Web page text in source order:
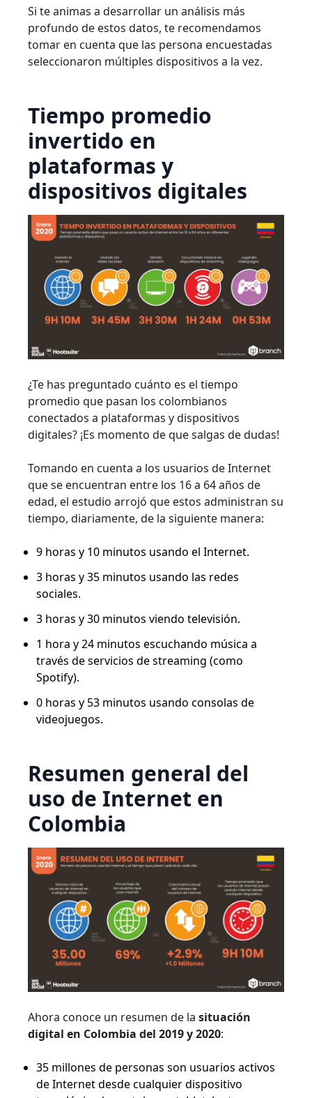
Si te animas a desarrollar un análisis más
profundo de estos datos, te recomendamos
tomar en cuenta que las persona encuestadas
seleccionaron múltiples dispositivos a la vez.
Tiempo promedio
invertido en
plataformas y
dispositivos digitales
¿Te has preguntado cuánto es el tiempo
promedio que pasan los colombianos
conectados a plataformas y dispositivos
digitales? ¡Es momento de que salgas de dudas!
Tomando en cuenta a los usuarios de Internet
que se encuentran entre los 16 a 64 años de
edad, el estudio arrojó que estos administran su
tiempo, diariamente, de la siguiente manera:
9 horas y 10 minutos usando el Internet.
3 horas y 35 minutos usando las redes
sociales.
3 horas y 30 minutos viendo televisión.
1 hora y 24 minutos escuchando música a
través de servicios de streaming (como
Spotify).
0 horas y 53 minutos usando consolas de
videojuegos.
Resumen general del
uso de Internet en
Colombia
Ahora conoce un resumen de la situación
digital en Colombia del 2019 y 2020:
35 millones de personas son usuarios activos
de Internet desde cualquier dispositivo